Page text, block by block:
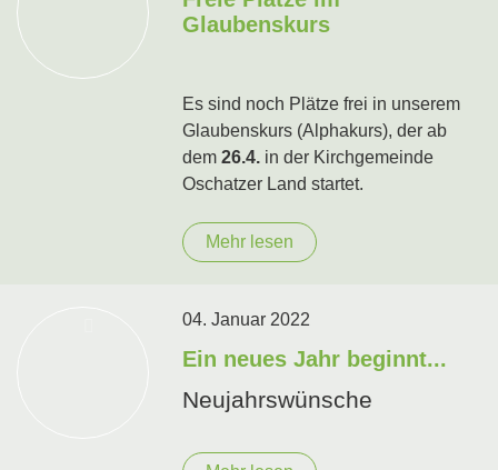
Glaubenskurs
Es sind noch Plätze frei in unserem
Glaubenskurs (Alphakurs), der ab
dem26.4. in der Kirchgemeinde
Oschatzer Land startet.
Mehr lesen
04. Januar 2022
Ein neues Jahr beginnt...
Neujahrswünsche